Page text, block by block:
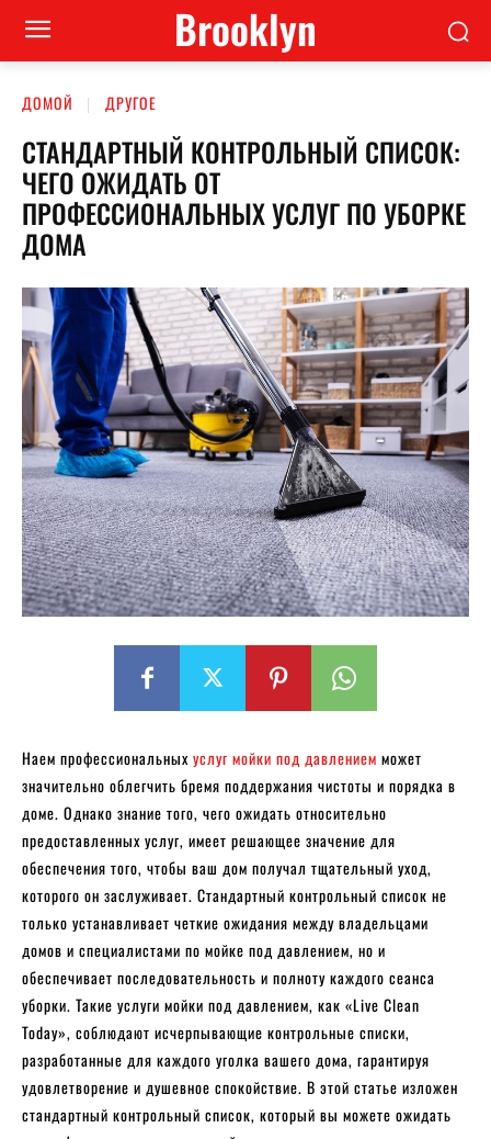
Brooklyn
ДОМОЙ ДРУГОЕ
СТАНДАРТНЫЙ КОНТРОЛЬНЫЙ СПИСОК:
ЧЕГО ОЖИДАТЬ ОТ
ПРОФЕССИОНАЛЬНЫХ УСЛУГ ПО УБОРКЕ
ДОМА
Наем профессиональных услуг мойки под давлением может
значительно облегчить бремя поддержания чистоты и порядка в
доме. Однако знание того, чего ожидать относительно
предоставленных услуг, имеет решающее значение для
обеспечения того, чтобы ваш дом получал тщательный уход,
которого он заслуживает. Стандартный контрольный список не
только устанавливает четкие ожидания между владельцами
домов и специалистами по мойке под давлением, но и
обеспечивает последовательность и полноту каждого сеанса
уборки. Такие услуги мойки под давлением, как «Live Clean
Today», соблюдают исчерпывающие контрольные списки,
разработанные для каждого уголка вашего дома, гарантируя
удовлетворение и душевное спокойствие. В этой статье изложен
стандартный контрольный список, который вы можете ожидать